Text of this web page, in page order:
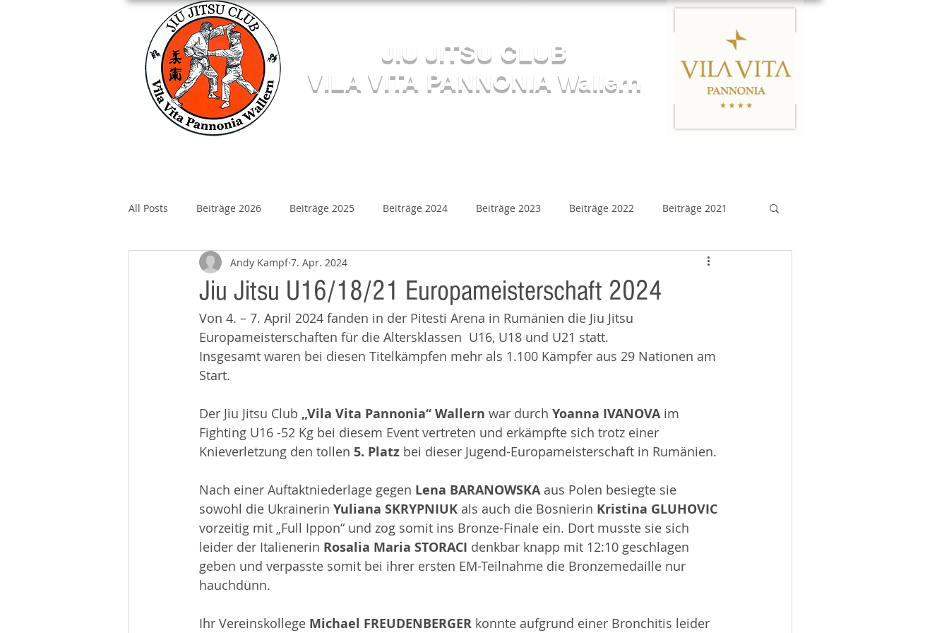
JIU JITSU CLUB
VILA VITA PANNONIA Wallern
All Posts Beiträge 2026 Beiträge 2025 Beiträge 2024 Beiträge 2023 Beiträge 2022 Beiträge 2021
Beiträge 2020 Beiträge 2019 Beiträge 2018
Beiträge 2014 Infos
Jiu Jitsu U16/18/21 Europameisterschaft 2024
Andy Kampf 7. Apr. 2024
Von 4. – 7. April 2024 fanden in der Pitesti Arena in Rumänien die Jiu Jitsu
Europameisterschaften für die Altersklassen  U16, U18 und U21 statt.
Insgesamt waren bei diesen Titelkämpfen mehr als 1.100 Kämpfer aus 29 Nationen am
Start.
Der Jiu Jitsu Club „Vila Vita Pannonia“ Wallern war durch Yoanna IVANOVA im
Fighting U16 -52 Kg bei diesem Event vertreten und erkämpfte sich trotz einer
Knieverletzung den tollen 5. Platz bei dieser Jugend-Europameisterschaft in Rumänien.
Nach einer Auftaktniederlage gegen Lena BARANOWSKA aus Polen besiegte sie
sowohl die Ukrainerin Yuliana SKRYPNIUK als auch die Bosnierin Kristina GLUHOVIC
vorzeitig mit „Full Ippon“ und zog somit ins Bronze-Finale ein. Dort musste sie sich
leider der Italienerin Rosalia Maria STORACI denkbar knapp mit 12:10 geschlagen
geben und verpasste somit bei ihrer ersten EM-Teilnahme die Bronzemedaille nur
hauchdünn.
Ihr Vereinskollege Michael FREUDENBERGER konnte aufgrund einer Bronchitis leider